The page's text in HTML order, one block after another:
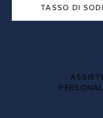
TASSO DI